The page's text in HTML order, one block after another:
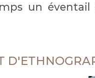
un éventail